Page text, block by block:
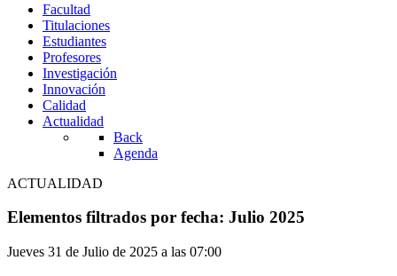
Facultad
Titulaciones
Estudiantes
Profesores
Investigación
Innovación
Calidad
Actualidad
Back
Agenda
ACTUALIDAD
Elementos filtrados por fecha: Julio 2025
Jueves 31 de Julio de 2025 a las 07:00